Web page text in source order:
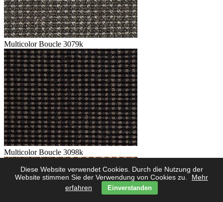
Diese Website verwendet Cookies. Durch die Nutzung der
Website stimmen Sie der Verwendung von Cookies zu.
Mehr
erfahren
Einverstanden
Multicolor Boucle 3079k
Multicolor Boucle 3098k